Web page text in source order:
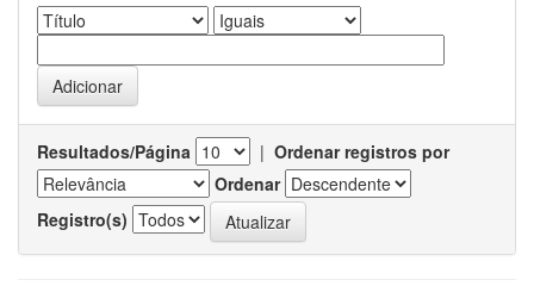
Resultados/Página | Ordenar registros por
Ordenar
Registro(s)